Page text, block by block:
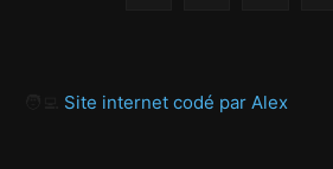
Site internet codé par Alex